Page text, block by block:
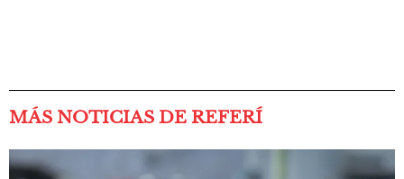
MÁS NOTICIAS DE REFERÍ